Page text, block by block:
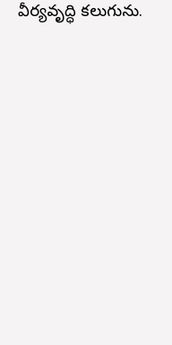
వీర్యవృద్ధి కలుగును.